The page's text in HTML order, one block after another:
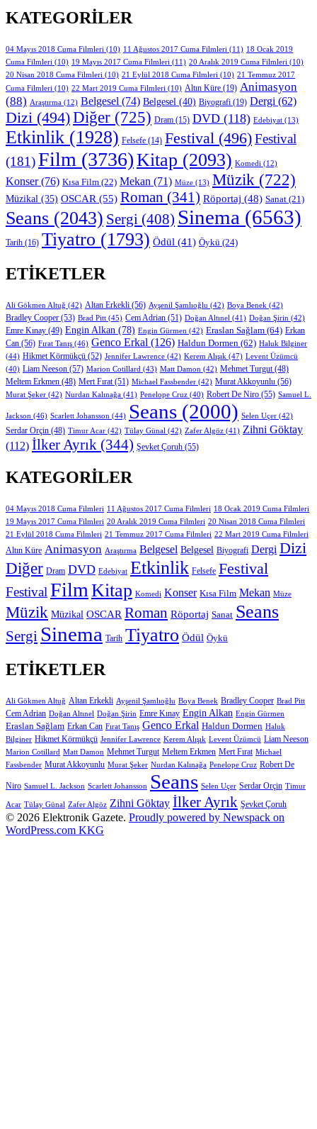
KATEGORILER
04 Mayıs 2018 Cuma Filmleri (10) 11 Ağustos 2017 Cuma Filmleri (11) 18 Ocak 2019
Cuma Filmleri (10) 19 Mayıs 2017 Cuma Filmleri (11) 20 Aralık 2019 Cuma Filmleri (10)
20 Nisan 2018 Cuma Filmleri (10) 21 Eylül 2018 Cuma Filmleri (10) 21 Temmuz 2017
Cuma Filmleri (10) 22 Mart 2019 Cuma Filmleri (10) Altın Küre (19) Animasyon
(88) Araştırma (12) Belgesel (74) Belgesel (40) Biyografi (19) Dergi (62)
Dizi (494)Diğer (725) Dram (15) DVD (118) Edebiyat (13)
Etkinlik (1928) Felsefe (14) Festival (496)Festival
(181)Film (3736)Kitap (2093) Komedi (12)
Konser(76) Kısa Film (22) Mekan (71) Müze (13) Müzik (722)
Müzikal (35) OSCAR (55) Roman (341) Röportaj (48) Sanat (21)
Seans (2043) Sergi (408) Sinema (6563)
Tarih (16) Tiyatro (1793) Ödül (41) Öykü (24)
ETIKETLER
Ali Gökmen Altuğ (42) Altan Erkekli (56) Ayşenil Şamlıoğlu (42) Boya Benek (42)
Bradley Cooper (53) Brad Pitt (45) Cem Adrian (51) Doğan Altınel (41) Doğan Şirin (42)
Emre Kınay (49) Engin Alkan (78) Engin Gürmen (42) Eraslan Sağlam (64) Erkan
Can (56) Fırat Tanış (46) Genco Erkal (126) Haldun Dormen (62) Haluk Bilginer
(44) Hikmet Körmükçü (52) Jennifer Lawrence (42) Kerem Alışık (47) Levent Üzümcü
(40) Liam Neeson (57) Marion Cotillard (43) Matt Damon (42) Mehmet Turgut (48)
Meltem Erkmen (48) Mert Fırat(51) Michael Fassbender (42) Murat Akkoyunlu (56)
Murat Şeker (42) Nurdan Kalınağa (41) Penelope Cruz (40) Robert De Niro (55) Samuel L.
Jackson (46) Scarlett Johansson (44) Seans (2000) Selen Uçer (42)
Serdar Orçin (48) Timur Acar (42) Tülay Günal (42) Zafer Algöz (41) Zihni Göktay
(112) İlker Ayrık (344) Şevket Çoruh (55)
KATEGORILER
04 Mayıs 2018 Cuma Filmleri 11 Ağustos 2017 Cuma Filmleri 18 Ocak 2019 Cuma Filmleri
19 Mayıs 2017 Cuma Filmleri 20 Aralık 2019 Cuma Filmleri 20 Nisan 2018 Cuma Filmleri
21 Eylül 2018 Cuma Filmleri 21 Temmuz 2017 Cuma Filmleri 22 Mart 2019 Cuma Filmleri
Altın Küre Animasyon Araştırma Belgesel Belgesel Biyografi Dergi Dizi
Diğer Dram DVD Edebiyat Etkinlik Felsefe Festival
Festival Film Kitap Komedi Konser Kısa Film Mekan Müze
Müzik Müzikal OSCAR Roman Röportaj Sanat Seans
Sergi Sinema Tarih Tiyatro Ödül Öykü
ETIKETLER
Ali Gökmen Altuğ Altan Erkekli Ayşenil Şamlıoğlu Boya Benek Bradley Cooper Brad Pitt
Cem Adrian Doğan Altınel Doğan Şirin Emre Kınay Engin Alkan Engin Gürmen
Eraslan Sağlam Erkan Can Fırat Tanış Genco Erkal Haldun Dormen Haluk
Bilginer Hikmet Körmükçü Jennifer Lawrence Kerem Alışık Levent Üzümcü Liam Neeson
Marion Cotillard Matt Damon Mehmet Turgut Meltem Erkmen Mert Fırat Michael
Fassbender Murat Akkoyunlu Murat Şeker Nurdan Kalınağa Penelope Cruz Robert De
Niro Samuel L. Jackson Scarlett Johansson Seans Selen Uçer Serdar Orçin Timur
Acar Tülay Günal Zafer Algöz Zihni Göktay İlker Ayrık Şevket Çoruh
© 2026 Elektronik Gazete. Proudly powered by Newspack on
WordPress.com KKG